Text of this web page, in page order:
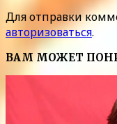
Для отправки
авторизоваться.
ВАМ МОЖЕТ